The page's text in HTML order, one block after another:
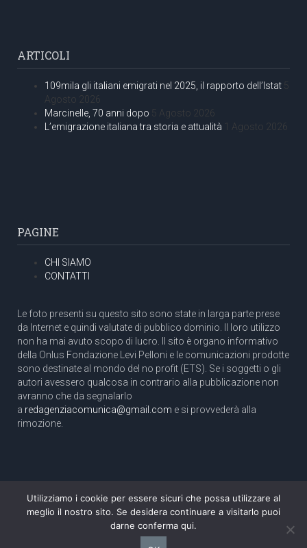
ARTICOLI
109mila gli italiani emigrati nel 2025, il rapporto dell’Istat 5
Agosto 2026
Marcinelle, 70 anni dopo 5 Agosto 2026
L’emigrazione italiana tra storia e attualità 1 Agosto 2026
PAGINE
CHI SIAMO
CONTATTI
Le foto presenti su questo sito sono state in larga parte prese
da Internet e quindi valutate di pubblico dominio. Il loro utilizzo
non ha mai avuto scopo di lucro. Il sito è organo informativo
della Onlus Fondazione Levi Pelloni e le comunicazioni prodotte
sono destinate al mondo del no profit (ETS). Se i soggetti o gli
autori avessero qualcosa in contrario alla pubblicazione non
avranno che da segnalarlo
a redagenziacomunica@gmail.com e si provvederà alla
rimozione.
Copyright 2003 com.unica - Tutti i diritti riservati
Aut. Tribunale di Roma N. 466/2003 dell'11/11/2003
Direttore responsabile: Pino Pelloni [direttore@agenziacomunica.net]
Utilizziamo i cookie per essere sicuri che possa utilizzare al
meglio il nostro sito. Se desidera continuare a visitarlo puoi
darne conferma qui.